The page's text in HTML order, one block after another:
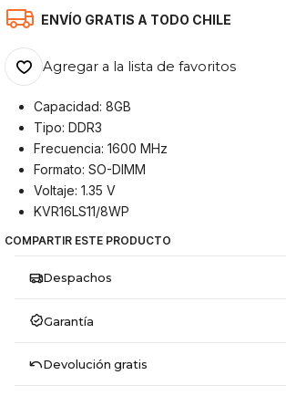
ENVÍO GRATIS A TODO CHILE
Agregar a la lista de favoritos
Capacidad: 8GB
Tipo: DDR3
Frecuencia: 1600 MHz
Formato: SO-DIMM
Voltaje: 1.35 V
KVR16LS11/8WP
COMPARTIR ESTE PRODUCTO
Despachos
Garantía
Devolución gratis